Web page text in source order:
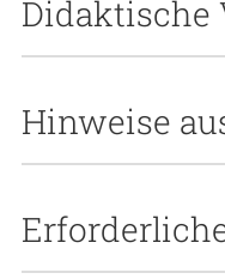
Didaktische
Hinweise